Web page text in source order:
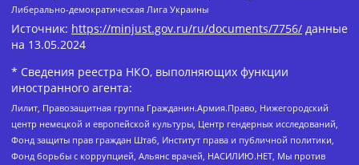
Либерально-демократическая Лига Украины
Источник: https://minjust.gov.ru/ru/documents/7756/ данные
на 13.05.2024
* Сведения реестра НКО, выполняющих функции
иностранного агента:
Лилит, Правозащитная группа Гражданин.Армия.Право, Нижегородский
центр немецкой и европейской культуры, Центр гендерных исследований,
Фонд защиты прав граждан Штаб, Институт права и публичной политики,
Фонд борьбы с коррупцией, Альянс врачей, НАСИЛИЮ.НЕТ, Мы против